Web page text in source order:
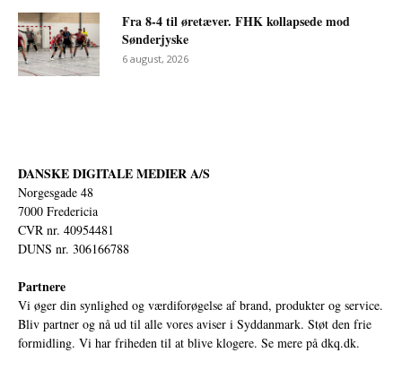
Fra 8-4 til øretæver. FHK kollapsede mod
Sønderjyske
6 august, 2026
DANSKE DIGITALE MEDIER A/S
Norgesgade 48
7000 Fredericia
CVR nr. 40954481
DUNS nr. 306166788
Partnere
Vi øger din synlighed og værdiforøgelse af brand, produkter og service.
Bliv partner og nå ud til alle vores aviser i Syddanmark. Støt den frie
formidling. Vi har friheden til at blive klogere. Se mere på dkq.dk.